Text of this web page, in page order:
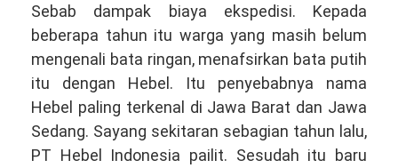
Sebab dampak biaya ekspedisi. Kepada
beberapa tahun itu warga yang masih belum
mengenali bata ringan, menafsirkan bata putih
itu dengan Hebel. Itu penyebabnya nama
Hebel paling terkenal di Jawa Barat dan Jawa
Sedang. Sayang sekitaran sebagian tahun lalu,
PT Hebel Indonesia pailit. Sesudah itu baru